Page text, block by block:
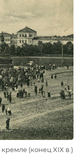
(конец XIX в.)